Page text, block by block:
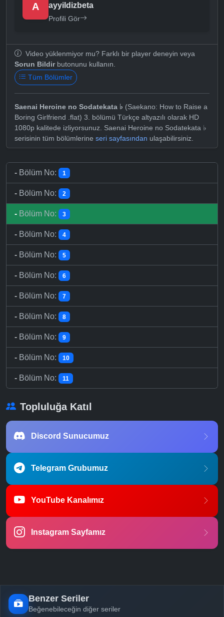
A ayyildizbeta
Profili Gör
Video yüklenmiyor mu? Farklı bir player deneyin veya
Sorun Bildirbutonunu kullanın.
Tüm Bölümler
Saenai Heroine no Sodatekata ♭ (Saekano: How to Raise a
Boring Girlfriend .flat) 3. bölümü Türkçe altyazılı olarak HD
1080p kalitede izliyorsunuz. Saenai Heroine no Sodatekata ♭
serisinin tüm bölümlerine seri sayfasından ulaşabilirsiniz.
- Bölüm No: 1
- Bölüm No: 2
- Bölüm No: 3
- Bölüm No: 4
- Bölüm No: 5
- Bölüm No: 6
- Bölüm No: 7
- Bölüm No: 8
- Bölüm No: 9
- Bölüm No: 10
- Bölüm No: 11
Topluluğa Katıl
Discord Sunucumuz
Telegram Grubumuz
YouTube Kanalımız
Instagram Sayfamız
Benzer Seriler
Beğenebileceğin diğer seriler